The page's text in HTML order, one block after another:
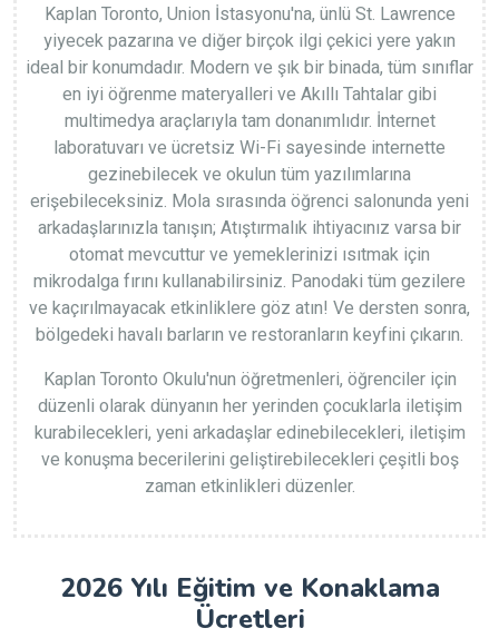
Kaplan Toronto, Union İstasyonu'na, ünlü St. Lawrence
yiyecek pazarına ve diğer birçok ilgi çekici yere yakın
ideal bir konumdadır. Modern ve şık bir binada, tüm sınıflar
en iyi öğrenme materyalleri ve Akıllı Tahtalar gibi
multimedya araçlarıyla tam donanımlıdır. İnternet
laboratuvarı ve ücretsiz Wi-Fi sayesinde internette
gezinebilecek ve okulun tüm yazılımlarına
erişebileceksiniz. Mola sırasında öğrenci salonunda yeni
arkadaşlarınızla tanışın; Atıştırmalık ihtiyacınız varsa bir
otomat mevcuttur ve yemeklerinizi ısıtmak için
mikrodalga fırını kullanabilirsiniz. Panodaki tüm gezilere
ve kaçırılmayacak etkinliklere göz atın! Ve dersten sonra,
bölgedeki havalı barların ve restoranların keyfini çıkarın.
Kaplan Toronto Okulu'nun öğretmenleri, öğrenciler için
düzenli olarak dünyanın her yerinden çocuklarla iletişim
kurabilecekleri, yeni arkadaşlar edinebilecekleri, iletişim
ve konuşma becerilerini geliştirebilecekleri çeşitli boş
zaman etkinlikleri düzenler.
2026 Yılı Eğitim ve Konaklama
Ücretleri